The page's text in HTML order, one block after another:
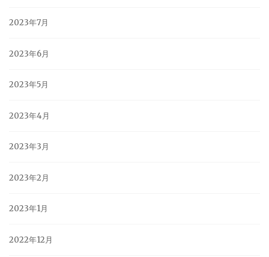
2023年7月
2023年6月
2023年5月
2023年4月
2023年3月
2023年2月
2023年1月
2022年12月